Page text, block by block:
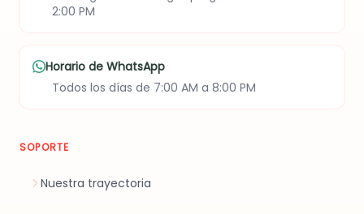
2:00 PM
Horario de WhatsApp
Todos los días de 7:00 AM a 8:00 PM
SOPORTE
Nuestra trayectoria